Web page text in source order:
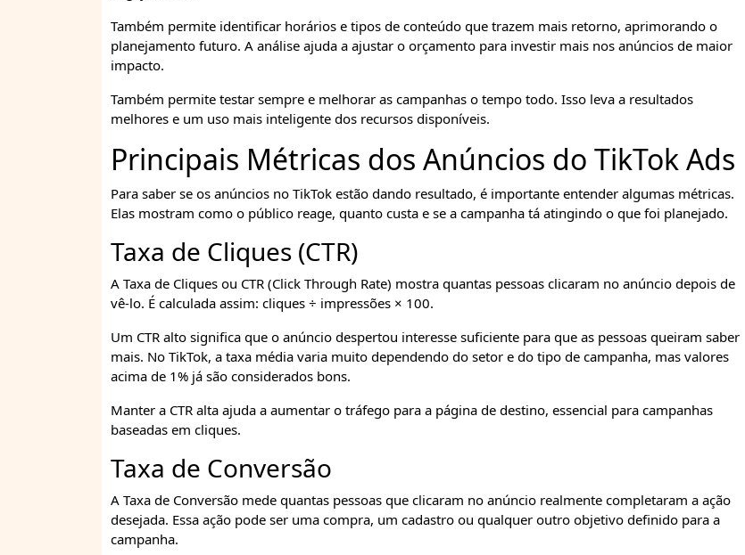
Também permite identificar horários e tipos de conteúdo que trazem mais retorno, aprimorando o
planejamento futuro. A análise ajuda a ajustar o orçamento para investir mais nos anúncios de maior
impacto.
Também permite testar sempre e melhorar as campanhas o tempo todo. Isso leva a resultados
melhores e um uso mais inteligente dos recursos disponíveis.
Principais Métricas dos Anúncios do TikTok Ads
Para saber se os anúncios no TikTok estão dando resultado, é importante entender algumas métricas.
Elas mostram como o público reage, quanto custa e se a campanha tá atingindo o que foi planejado.
Taxa de Cliques (CTR)
A Taxa de Cliques ou CTR (Click Through Rate) mostra quantas pessoas clicaram no anúncio depois de
vê-lo. É calculada assim: cliques ÷ impressões × 100.
Um CTR alto significa que o anúncio despertou interesse suficiente para que as pessoas queiram saber
mais. No TikTok, a taxa média varia muito dependendo do setor e do tipo de campanha, mas valores
acima de 1% já são considerados bons.
Manter a CTR alta ajuda a aumentar o tráfego para a página de destino, essencial para campanhas
baseadas em cliques.
Taxa de Conversão
A Taxa de Conversão mede quantas pessoas que clicaram no anúncio realmente completaram a ação
desejada. Essa ação pode ser uma compra, um cadastro ou qualquer outro objetivo definido para a
campanha.